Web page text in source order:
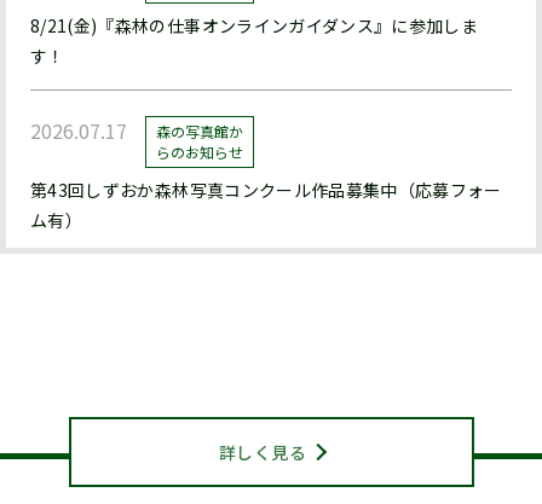
8/21(金)『森林の仕事オンラインガイダンス』に参加しま
す！
2026.07.17
森の写真館か
らのお知らせ
第43回しずおか森林写真コンクール作品募集中（応募フォー
ム有）
2026.07.15 お知らせ詳しく見る